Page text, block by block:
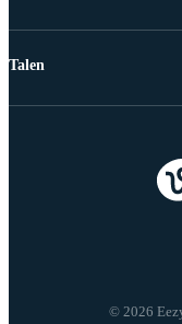
© 2026
Talen